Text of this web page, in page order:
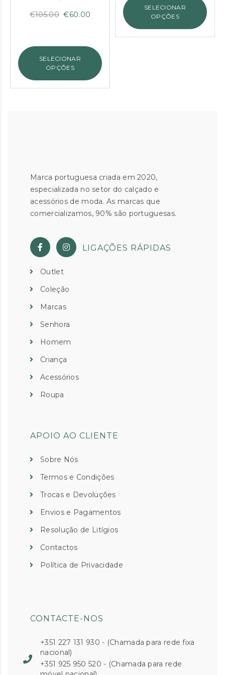
€105.00 O
€105.00.
€60.00
é:
€60.00.
SELECIONAR
OPÇÕES
€168.00.
SELECIONAR
OPÇÕES
Marca portuguesa criada em 2020,
especializada no setor do calçado e
acessórios de moda. As marcas que
comercializamos, 90% são portuguesas.
LIGAÇÕES RÁPIDAS
Outlet
Coleção
Marcas
Senhora
Homem
Criança
Acessórios
Roupa
APOIO AO CLIENTE
Sobre Nós
Termos e Condições
Trocas e Devoluções
Envios e Pagamentos
Resolução de Litígios
Contactos
Política de Privacidade
CONTACTE-NOS
+351 227 131 930 - (Chamada para rede fixa
nacional)
+351 925 950 520 - (Chamada para rede